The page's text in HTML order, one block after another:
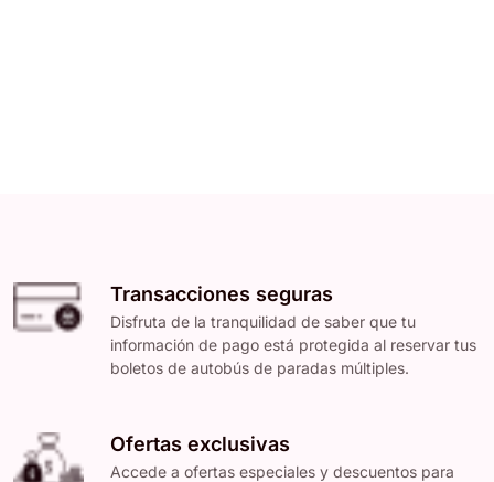
Transacciones seguras
Disfruta de la tranquilidad de saber que tu
información de pago está protegida al reservar tus
boletos de autobús de paradas múltiples.
Ofertas exclusivas
Accede a ofertas especiales y descuentos para